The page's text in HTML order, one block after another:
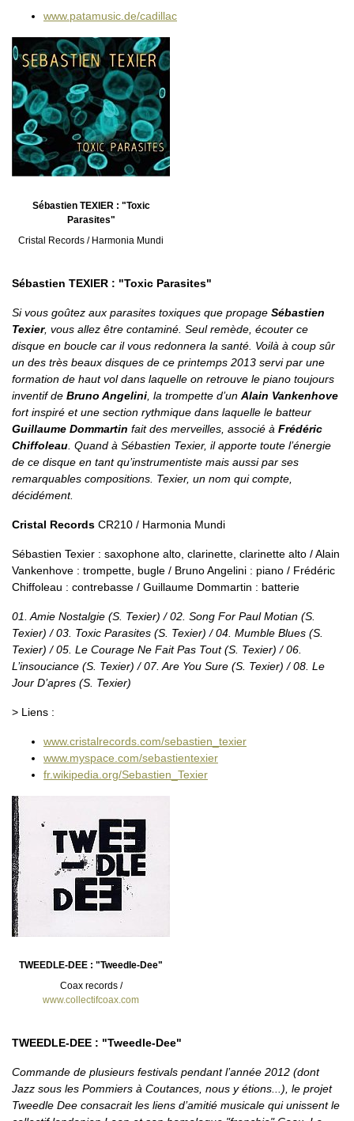
www.patamusic.de/cadillac
Sébastien TEXIER : "Toxic
Parasites"
Cristal Records / Harmonia Mundi
Sébastien TEXIER : "Toxic Parasites"
Si vous goûtez aux parasites toxiques que propage Sébastien
Texier, vous allez être contaminé. Seul remède, écouter ce
disque en boucle car il vous redonnera la santé. Voilà à coup sûr
un des très beaux disques de ce printemps 2013 servi par une
formation de haut vol dans laquelle on retrouve le piano toujours
inventif de Bruno Angelini , la trompette d’un Alain Vankenhove
fort inspiré et une section rythmique dans laquelle le batteur
Guillaume Dommartin fait des merveilles, associé à Frédéric
Chiffoleau . Quand à Sébastien Texier, il apporte toute l’énergie
de ce disque en tant qu’instrumentiste mais aussi par ses
remarquables compositions. Texier, un nom qui compte,
décidément.
Cristal Records CR210 / Harmonia Mundi
Sébastien Texier : saxophone alto, clarinette, clarinette alto / Alain
Vankenhove : trompette, bugle / Bruno Angelini : piano / Frédéric
Chiffoleau : contrebasse / Guillaume Dommartin : batterie
01. Amie Nostalgie (S. Texier) / 02. Song For Paul Motian (S.
Texier) / 03. Toxic Parasites (S. Texier) / 04. Mumble Blues (S.
Texier) / 05. Le Courage Ne Fait Pas Tout (S. Texier) / 06.
L’insouciance (S. Texier) / 07. Are You Sure (S. Texier) / 08. Le
Jour D’apres (S. Texier)
> Liens :
www.cristalrecords.com/sebastien_texier
www.myspace.com/sebastientexier
fr.wikipedia.org/Sebastien_Texier
TWEEDLE-DEE : "Tweedle-Dee"
Coax records /
www.collectifcoax.com
TWEEDLE-DEE : "Tweedle-Dee"
Commande de plusieurs festivals pendant l’année 2012 (dont
Jazz sous les Pommiers à Coutances, nous y étions...), le projet
Tweedle Dee consacrait les liens d’amitié musicale qui unissent le